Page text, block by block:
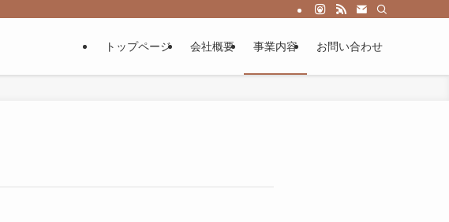
トップページ 会社概要 事業内容 お問い合わせ